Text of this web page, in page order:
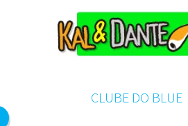
CLUBE DO BLUE